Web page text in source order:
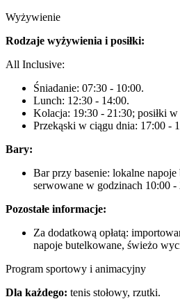
Wyżywienie
Rodzaje wyżywienia i posiłki:
All Inclusive:
Śniadanie: 07:30 - 10:00.
Lunch: 12:30 - 14:00.
Kolacja: 19:30 - 21:30; posiłki
Przekąski w ciągu dnia: 17:00 -
Bary:
Bar przy basenie: lokalne
serwowane w godzinach 10:00 -
Pozostałe informacje:
Za dodatkową opłatą:
napoje butelkowane, świeżo
Program sportowy i animacyjny
Dla każdego: tenis stołowy, rzutki.